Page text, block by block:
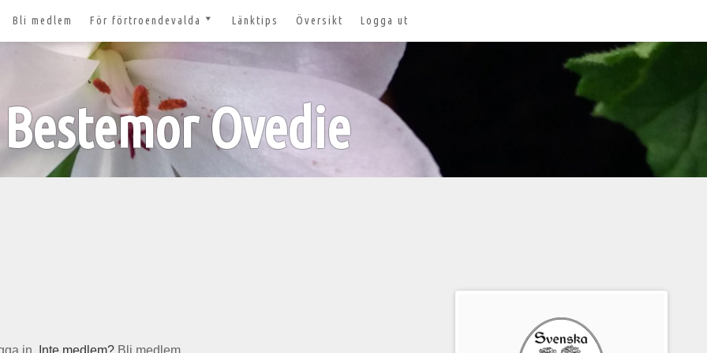
Bli medlem För förtroendevalda
Nyheter och tips 2026-03-20
Styrelsesidan
Bildbanken
Dokument för
förtroendevalda
Lägg till aktivitet
Länktips Översikt Logga ut
Bestemor Ovedie